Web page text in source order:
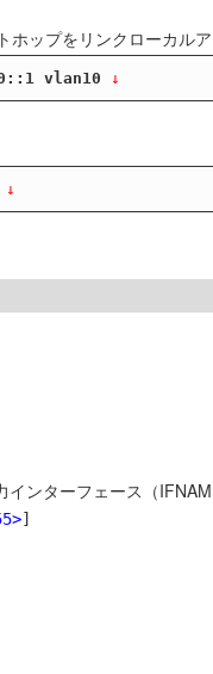
ップをリンクローカル
vlan10 ↓
↓
ンターフェース（
]